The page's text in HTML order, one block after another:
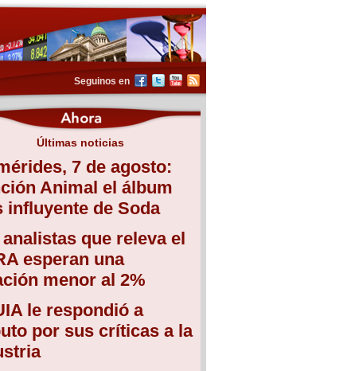
Seguinos en
Últimas noticias
7 de agosto:
Animal el álbum
influyente de Soda
que releva el
esperan una
menor al 2%
le respondió a
por sus críticas a la